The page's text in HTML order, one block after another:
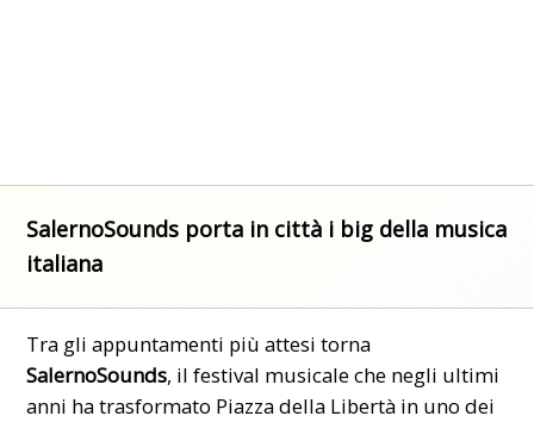
SalernoSounds porta in città i big della musica
italiana
Tra gli appuntamenti più attesi torna
SalernoSounds, il festival musicale che negli ultimi
anni ha trasformato Piazza della Libertà in uno dei